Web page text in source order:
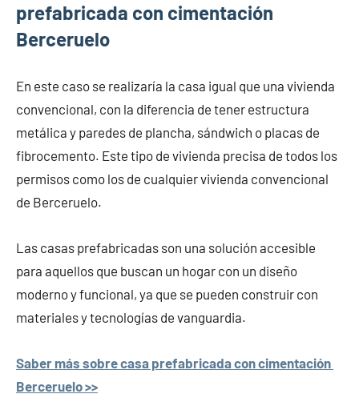
prefabricada con cimentación
Berceruelo
En este caso se realizaría la casa igual que una vivienda
convencional, con la diferencia de tener estructura
metálica y paredes de plancha, sándwich o placas de
fibrocemento. Este tipo de vivienda precisa de todos los
permisos como los de cualquier vivienda convencional
de Berceruelo.
Las casas prefabricadas son una solución accesible
para aquellos que buscan un hogar con un diseño
moderno y funcional, ya que se pueden construir con
materiales y tecnologías de vanguardia.
Saber más sobre casa prefabricada con cimentación
Berceruelo >>